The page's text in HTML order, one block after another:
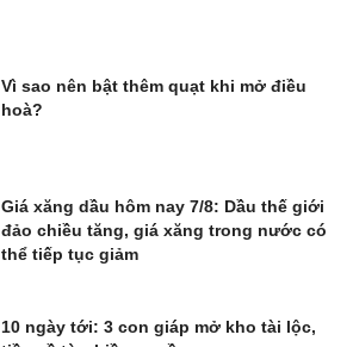
Vì sao nên bật thêm quạt khi mở điều
hoà?
Giá xăng dầu hôm nay 7/8: Dầu thế giới
đảo chiều tăng, giá xăng trong nước có
thể tiếp tục giảm
10 ngày tới: 3 con giáp mở kho tài lộc,